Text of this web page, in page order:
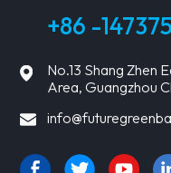
+86 -
No.13 Shang Zhen
Area, Guangzhou